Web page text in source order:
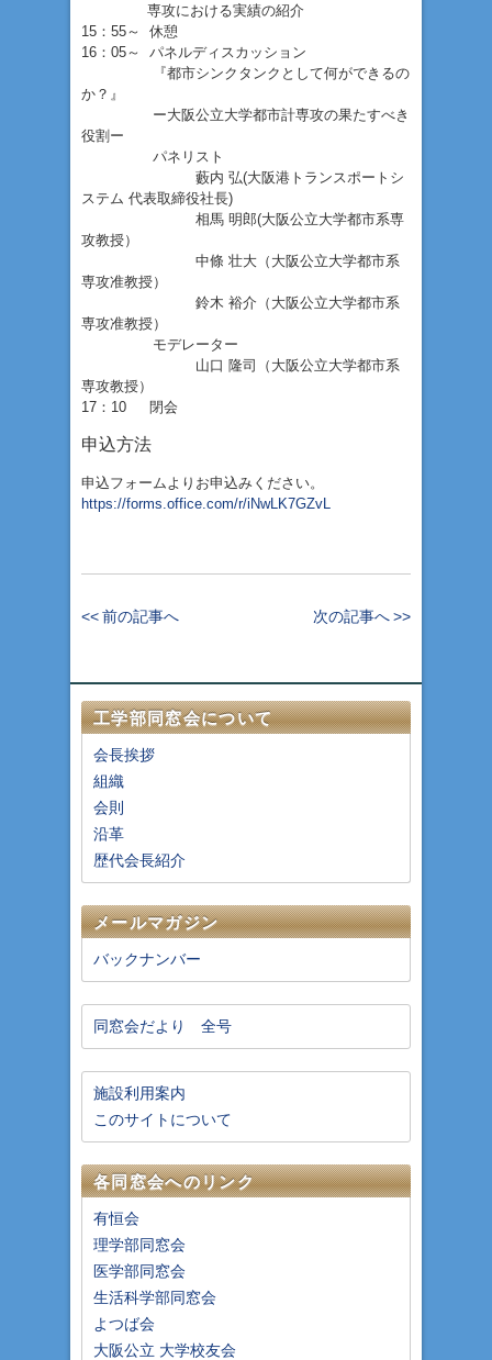
専攻における実績の紹介
15：55～ 休憩
16：05～ パネルディスカッション
『都市シンクタンクとして何ができるの
か？』
ー大阪公立大学都市計専攻の果たすべき
役割ー
パネリスト
藪内 弘(大阪港トランスポートシ
ステム 代表取締役社長)
相馬 明郎(大阪公立大学都市系専
攻教授）
中條 壮大（大阪公立大学都市系
専攻准教授）
鈴木 裕介（大阪公立大学都市系
専攻准教授）
モデレーター
山口 隆司（大阪公立大学都市系
専攻教授）
17：10 閉会
申込方法
申込フォームよりお申込みください。
https://forms.office.com/r/iNwLK7GZvL
<< 前の記事へ 次の記事へ >>
工学部同窓会について
会長挨拶
組織
会則
沿革
歴代会長紹介
メールマガジン
バックナンバー
同窓会だより 全号
施設利用案内
このサイトについて
各同窓会へのリンク
有恒会
理学部同窓会
医学部同窓会
生活科学部同窓会
よつば会
大阪公立 大学校友会